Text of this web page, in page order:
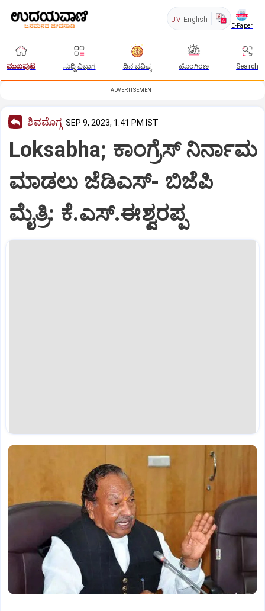
UV English
E-Paper
ಮುಖಪುಟ ಸುದ್ದಿ ವಿಭಾಗ ದಿನ ಭವಿಷ್ಯ ಹೊಂಗಿರಣ Search
ADVERTISEMENT
ಶಿವಮೊಗ್ಗ SEP 9, 2023, 1:41 PM IST
Loksabha; ಕಾಂಗ್ರೆಸ್ ನಿರ್ನಾಮ
ಮಾಡಲು ಜೆಡಿಎಸ್- ಬಿಜೆಪಿ
ಮೈತ್ರಿ: ಕೆ.ಎಸ್.ಈಶ್ವರಪ್ಪ